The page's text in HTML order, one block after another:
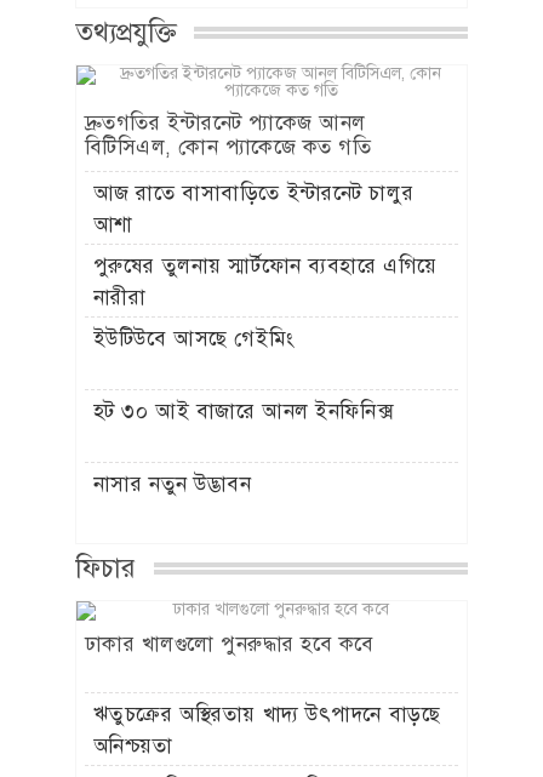
তথ্যপ্রযুক্তি
দ্রুতগতির ইন্টারনেট প্যাকেজ আনল
বিটিসিএল, কোন প্যাকেজে কত গতি
আজ রাতে বাসাবাড়িতে ইন্টারনেট চালুর
আশা
পুরুষের তুলনায় স্মার্টফোন ব্যবহারে এগিয়ে
নারীরা
ইউটিউবে আসছে গেইমিং
হট ৩০ আই বাজারে আনল ইনফিনিক্স
নাসার নতুন উদ্ভাবন
ফিচার
ঢাকার খালগুলো পুনরুদ্ধার হবে কবে
ঋতুচক্রের অস্থিরতায় খাদ্য উৎপাদনে বাড়ছে
অনিশ্চয়তা